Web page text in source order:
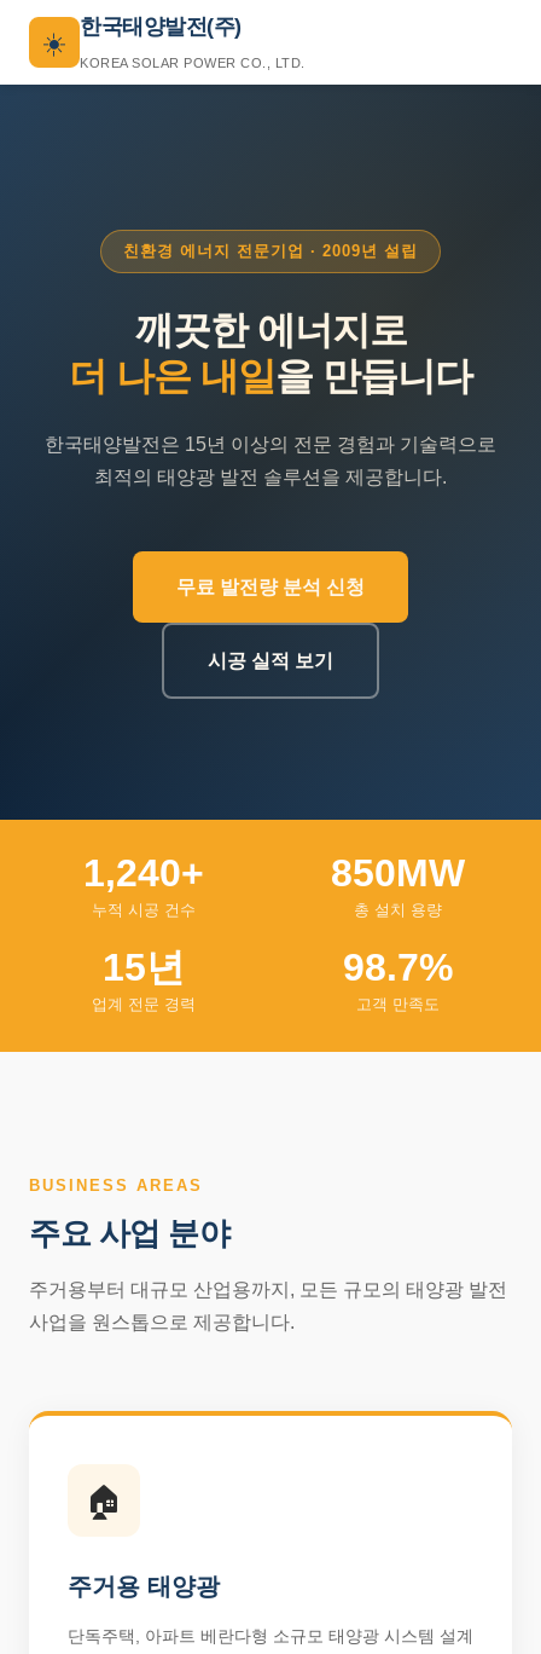
☀️
한국태양발전(주)
KOREA SOLAR POWER CO., LTD.
친환경 에너지 전문기업 · 2009년 설립
깨끗한 에너지로
더 나은 내일 을 만듭니다
한국태양발전은 15년 이상의 전문 경험과 기술력으로
최적의 태양광 발전 솔루션을 제공합니다.
무료 발전량 분석 신청
시공 실적 보기
1,240+
누적 시공 건수
850MW
총 설치 용량
15년
업계 전문 경력
98.7%
고객 만족도
BUSINESS AREAS
주요 사업 분야
주거용부터 대규모 산업용까지, 모든 규모의 태양광 발전
사업을 원스톱으로 제공합니다.
🏠
주거용 태양광
단독주택, 아파트 베란다형 소규모 태양광 시스템 설계